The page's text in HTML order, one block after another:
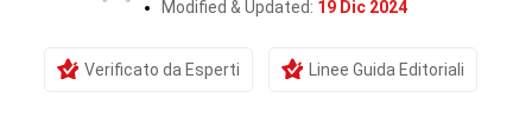
Modified & Updated: 19 Dic 2024
Verificato da Esperti Linee Guida Editoriali